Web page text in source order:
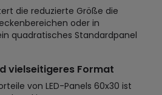
die reduzierte Größe die
oder in
quadratisches Standardpanel
vielseitigeres Format
von LED-Panels 60x30 ist